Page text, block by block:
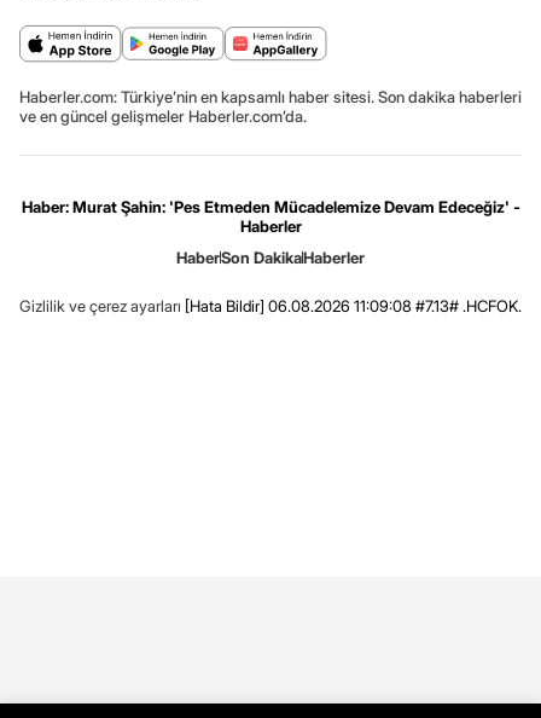
Haberler.com: Türkiye’nin en kapsamlı haber sitesi. Son dakika haberleri
ve en güncel gelişmeler Haberler.com’da.
Haber: Murat Şahin: 'Pes Etmeden Mücadelemize Devam Edeceğiz' -
Haberler
HaberSon DakikaHaberler
Gizlilik ve çerez ayarları [Hata Bildir] 06.08.2026 11:09:08 #7.13# .HCFOK.